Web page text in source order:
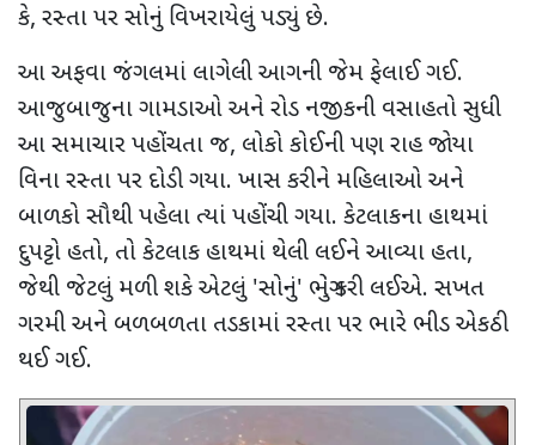
કે, રસ્તા પર સોનું વિખરાયેલું પડ્યું છે.
આ અફવા જંગલમાં લાગેલી આગની જેમ ફેલાઈ ગઈ.
આજુબાજુના ગામડાઓ અને રોડ નજીકની વસાહતો સુધી
આ સમાચાર પહોંચતા જ, લોકો કોઈની પણ રાહ જોયા
વિના રસ્તા પર દોડી ગયા. ખાસ કરીને મહિલાઓ અને
બાળકો સૌથી પહેલા ત્યાં પહોંચી ગયા. કેટલાકના હાથમાં
દુપટ્ટો હતો, તો કેટલાક હાથમાં થેલી લઈને આવ્યા હતા,
જેથી જેટલું મળી શકે એટલું'સોનું' ભેગું કરી લઈએ. સખત
ગરમી અને બળબળતા તડકામાં રસ્તા પર ભારે ભીડ એકઠી
થઈ ગઈ.